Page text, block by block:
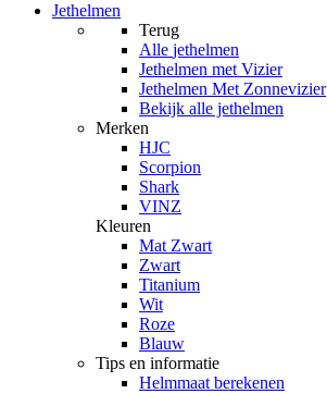
Jethelmen
Terug
Alle jethelmen
Jethelmen met Vizier
Jethelmen Met Zonnevizier
Bekijk alle jethelmen
Merken
HJC
Scorpion
Shark
VINZ
Kleuren
Mat Zwart
Zwart
Titanium
Wit
Roze
Blauw
Tips en informatie
Helmmaat berekenen